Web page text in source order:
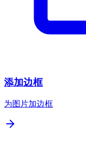
添加边框
为图片加边框